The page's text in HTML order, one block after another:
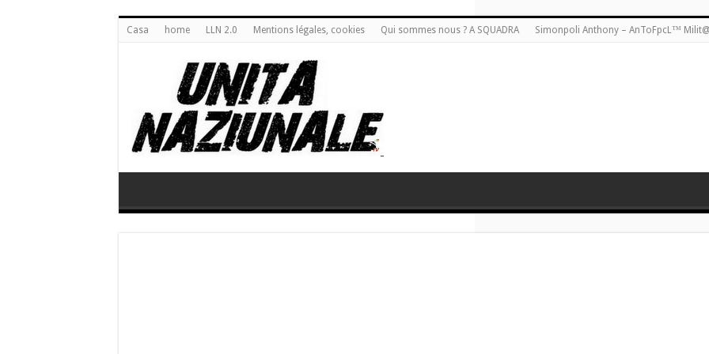
Casa home LLN 2.0 Mentions légales, cookies Qui sommes nous ? A SQUADRA Simonpoli Anthony – AnToFpcL™